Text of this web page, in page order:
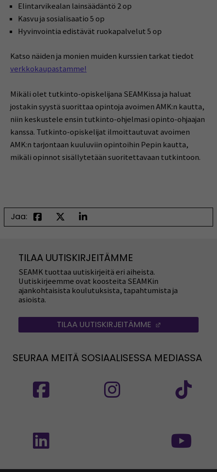
Elintarvikealan lainsäädäntö 2 op
Kasvu ja sosialisaatio 5 op
Hyvinvointia edistävät ruokapalvelut 5 op
Katso näiden ja monien muiden kurssien tarkat tiedot
verkkokaupastamme!
Mikäli olet tutkinto-opiskelijana SEAMKissa ja haluat
jostakin syystä suorittaa opintoja avoimen AMK:n kautta,
niin keskustele ensin tutkinto-ohjelmasi opinto-ohjaajan
kanssa. Tutkinto-opiskelijat ilmoittautuvat avoimen
AMK:n tarjontaan kuuluviin opintoihin Pepin kautta,
mikäli opinnot sisällytetään suoritettavaan tutkintoon.
Jaa:
TILAA UUTISKIRJEITÄMME
SEAMK tuottaa uutiskirjeitä eri aiheista.
Uutiskirjeemme ovat koosteita SEAMKin
ajankohtaisista koulutuksista, tapahtumista ja
asioista.
TILAA UUTISKIRJEITÄMME
SEURAA MEITÄ SOSIAALISESSA MEDIASSA